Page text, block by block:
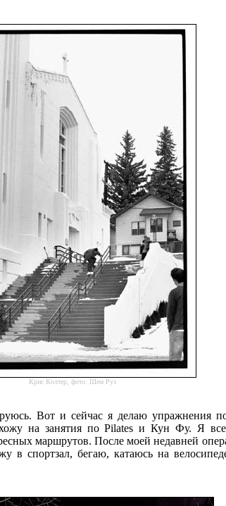
Крис Колтер, фото: Шем Руз
Вот и сейчас я делаю упражнения
на занятия по Pilates и Кун Фу. Я
маршрутов. После моей недавней
в спортзал, бегаю, катаюсь на